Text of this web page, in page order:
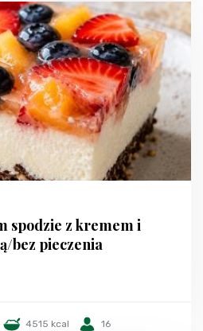
spodzie z kremem i
bez pieczenia
4515 kcal 16